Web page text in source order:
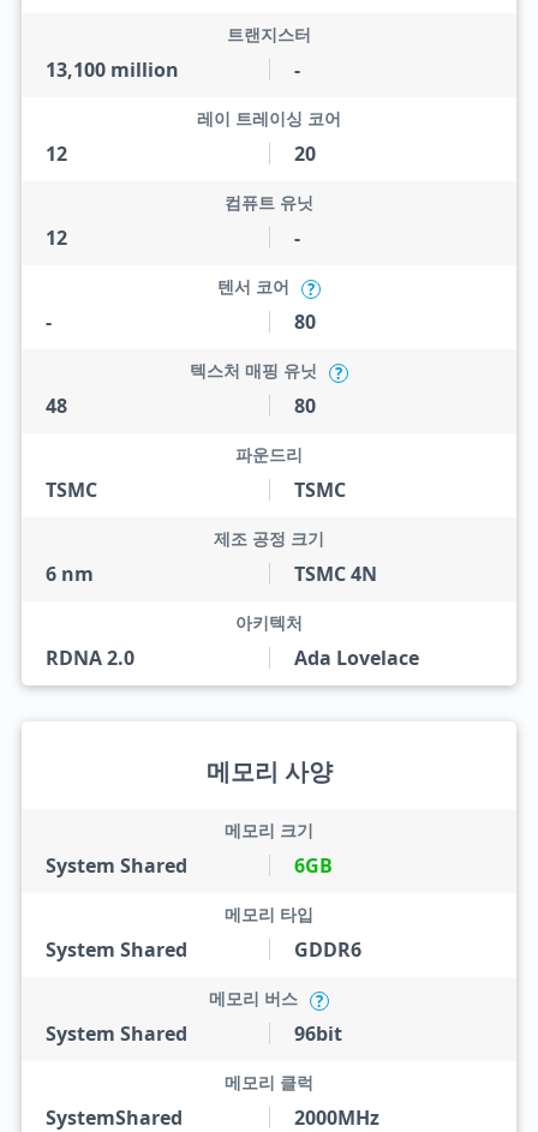
13,100 million
트랜지스터
-
12
레이 트레이싱 코어
20
12
컴퓨트 유닛
-
-
텐서 코어 ?
80
48
텍스처 매핑 유닛 ?
80
TSMC
파운드리
TSMC
6 nm
제조 공정 크기
TSMC 4N
RDNA 2.0
아키텍처
Ada Lovelace
메모리 사양
System Shared
메모리 크기
6GB
System Shared
메모리 타입
GDDR6
System Shared
메모리 버스 ?
96bit
SystemShared
메모리 클럭
2000MHz